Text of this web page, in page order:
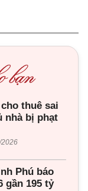
thuê sai
nhà bị phạt
2026
Phú báo
gần 195 tỷ